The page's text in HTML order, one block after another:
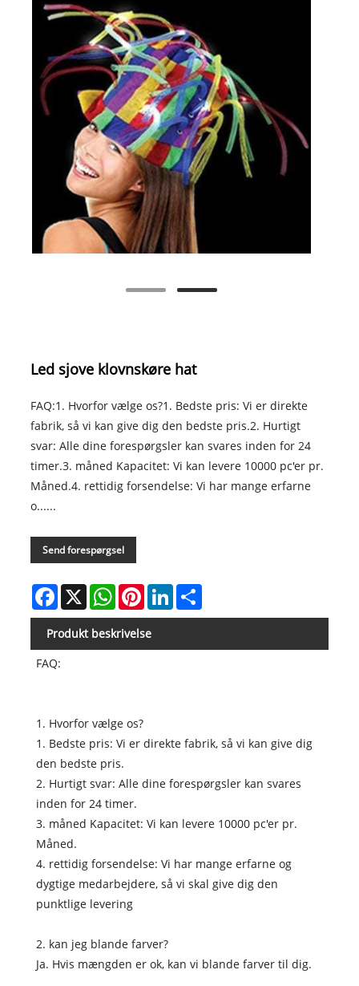
Led sjove klovnskøre hat
FAQ:1. Hvorfor vælge os?1. Bedste pris: Vi er direkte
fabrik, så vi kan give dig den bedste pris.2. Hurtigt
svar: Alle dine forespørgsler kan svares inden for 24
timer.3. måned Kapacitet: Vi kan levere 10000 pc'er pr.
Måned.4. rettidig forsendelse: Vi har mange erfarne
o......
Send forespørgsel
Facebook
X WhatsAppPinterestLinkedInShare
Produkt beskrivelse
FAQ:
1. Hvorfor vælge os?
1. Bedste pris: Vi er direkte fabrik, så vi kan give dig
den bedste pris.
2. Hurtigt svar: Alle dine forespørgsler kan svares
inden for 24 timer.
3. måned Kapacitet: Vi kan levere 10000 pc'er pr.
Måned.
4. rettidig forsendelse: Vi har mange erfarne og
dygtige medarbejdere, så vi skal give dig den
punktlige levering
2. kan jeg blande farver?
Ja. Hvis mængden er ok, kan vi blande farver til dig.